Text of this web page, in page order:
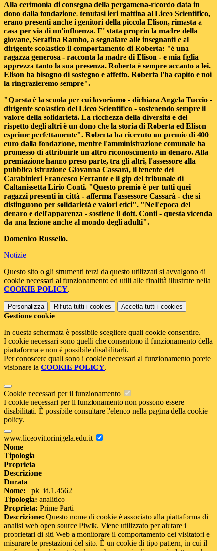
Alla cerimonia di consegna della pergamena-ricordo data in
dono dalla fondazione, tenutasi ieri mattina al Liceo Scientifico,
erano presenti anche i genitori della piccola Elison, rimasta a
casa per via di un'influenza. E' stata proprio la madre della
giovane, Serafina Rambo, a segnalare alle insegnanti e al
dirigente scolastico il comportamento di Roberta: "è una
ragazza generosa - racconta la madre di Elison - e mia figlia
apprezza tanto la sua presenza. Roberta è sempre accanto a lei.
Elison ha bisogno di sostegno e affetto. Roberta l'ha capito e noi
la ringrazieremo sempre".
"Questa è la scuola per cui lavoriamo - dichiara Angela Tuccio -
dirigente scolastico del Liceo Scientifico - sostenendo sempre il
valore della solidarietà. La ricchezza della diversità e del
rispetto degli altri è un dono che la storia di Roberta ed Elison
esprime perfettamente". Roberta ha ricevuto un premio di 400
euro dalla fondazione, mentre l'amministrazione comunale ha
promesso di attribuirle un altro riconoscimento in denaro. Alla
premiazione hanno preso parte, tra gli altri, l'assessore alla
pubblica istruzione Giovanna Cassarà, il tenente dei
Carabinieri Francesco Ferrante e il gip del tribunale di
Caltanissetta Lirio Conti. "Questo premio è per tutti quei
ragazzi presenti in città - afferma l'assessore Cassarà - che si
distinguono per solidarietà e valori etici". "Nell'epoca del
denaro e dell'apparenza - sostiene il dott. Conti - questa vicenda
da una lezione anche al mondo degli adulti".
Domenico Russello.
Notizie
Questo sito o gli strumenti terzi da questo utilizzati si avvalgono di
cookie necessari al funzionamento ed utili alle finalità illustrate nella
COOKIE POLICY.
Personalizza Rifiuta tutti i cookies Accetta tutti i cookies
Gestione cookie
In questa schermata è possibile scegliere quali cookie consentire.
I cookie necessari sono quelli che consentono il funzionamento della
piattaforma e non è possibile disabilitarli.
Per conoscere quali sono i cookie necessari al funzionamento potete
visionare la COOKIE POLICY.
Cookie necessari per il funzionamento
I cookie necessari per il funzionamento non possono essere
disabilitati. È possibile consultare l'elenco nella pagina della cookie
policy.
www.liceovittorinigela.edu.it
Nome
Tipologia
Proprieta
Descrizione
Durata
Nome: _pk_id.1.4562
Tipologia: analitico
Proprieta: Prime Parti
Descrizione: Questo nome di cookie è associato alla piattaforma di
analisi web open source Piwik. Viene utilizzato per aiutare i
proprietari di siti Web a monitorare il comportamento dei visitatori e
misurare le prestazioni del sito. È un cookie di tipo pattern, in cui il